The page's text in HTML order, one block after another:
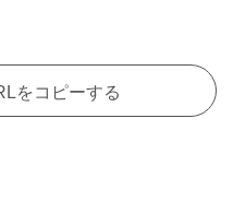
をコピーする